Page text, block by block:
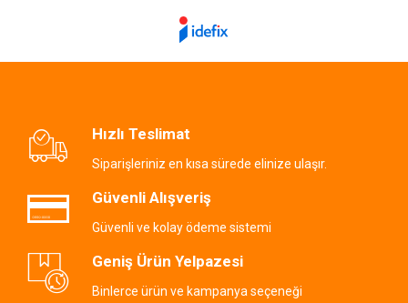
Hızlı Teslimat
Siparişleriniz en kısa sürede elinize ulaşır.
Güvenli Alışveriş
Güvenli ve kolay ödeme sistemi
Geniş Ürün Yelpazesi
Binlerce ürün ve kampanya seçeneği